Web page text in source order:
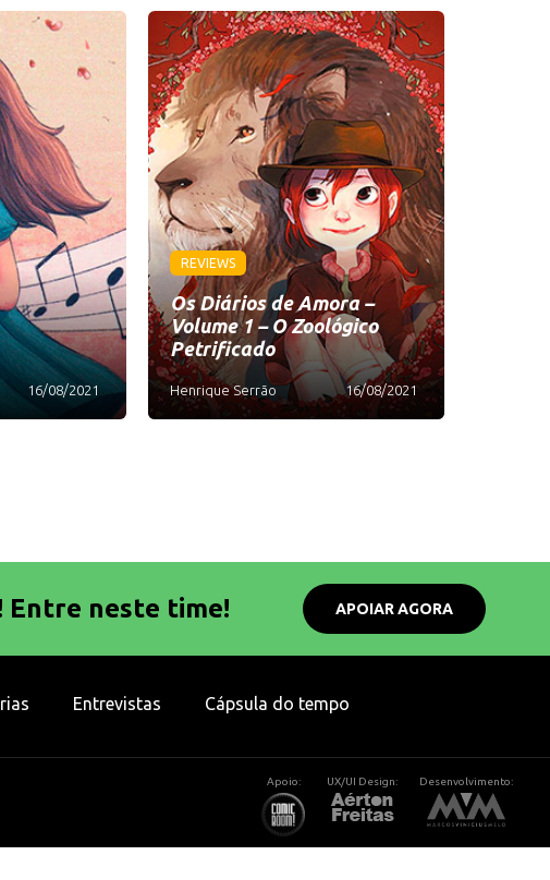
16/08/2021
REVIEWS
Os Diários de Amora –
Volume 1 – O Zoológico
Petrificado
Henrique Serrão 16/08/2021
Entre neste time! APOIAR AGORA
Entrevistas Cápsula do tempo
Apoio: UX/UI Design: Desenvolvimento: